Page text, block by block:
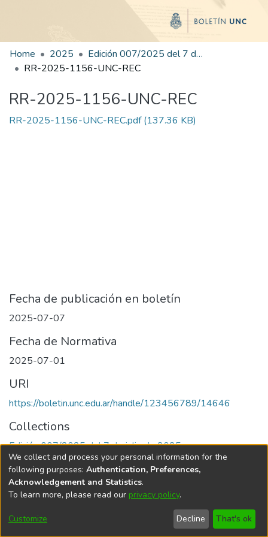
Home 2025
Edición 007/2025 del 7 de julio de 2025
RR-2025-1156-UNC-REC
RR-2025-1156-UNC-REC
RR-2025-1156-UNC-REC.pdf(137.36 KB)
Fecha de publicación en boletín
2025-07-07
Fecha de Normativa
2025-07-01
URI
https://boletin.unc.edu.ar/handle/123456789/14646
Collections
Edición 007/2025 del 7 de julio de 2025
Universidad Nacional de Córdoba
We collect and process your personal information for the
following purposes: Authentication, Preferences,
Acknowledgement and Statistics.
To learn more, please read our privacy policy.
Customize Decline That's ok